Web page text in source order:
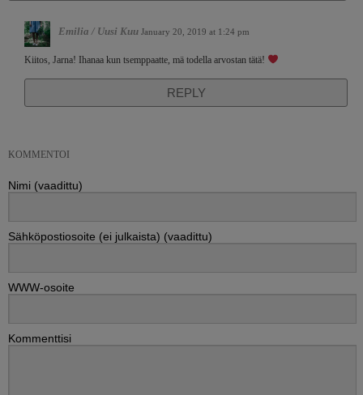
Emilia / Uusi Kuu January 20, 2019 at 1:24 pm
Kiitos, Jarna! Ihanaa kun tsemppaatte, mä todella arvostan tätä!
REPLY
KOMMENTOI
Nimi (vaadittu)
Sähköpostiosoite (ei julkaista) (vaadittu)
WWW-osoite
Kommenttisi